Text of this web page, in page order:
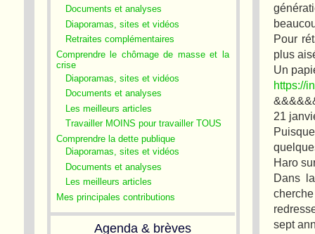
Documents et analyses
Diaporamas, sites et vidéos
Retraites complémentaires
Comprendre le chômage de masse et la
crise
Diaporamas, sites et vidéos
Documents et analyses
Les meilleurs articles
Travailler MOINS pour travailler TOUS
Comprendre la dette publique
Diaporamas, sites et vidéos
Documents et analyses
Les meilleurs articles
Mes principales contributions
Agenda & brèves
Pour
plus
Un
https://
21
Haro
Dans
sept